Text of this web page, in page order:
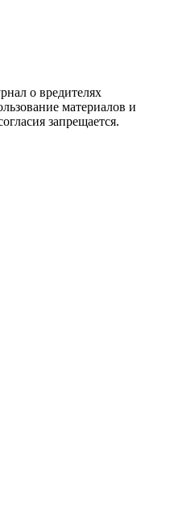
о вредителях
материалов и
запрещается.